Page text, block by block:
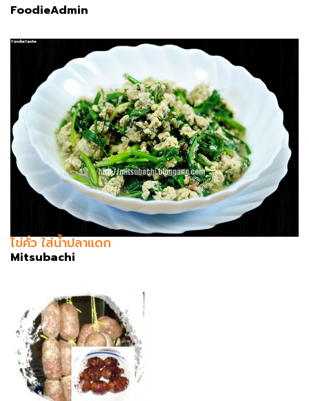
FoodieAdmin
ไข่คั่ว ใส่น้ำปลาแดก
Mitsubachi